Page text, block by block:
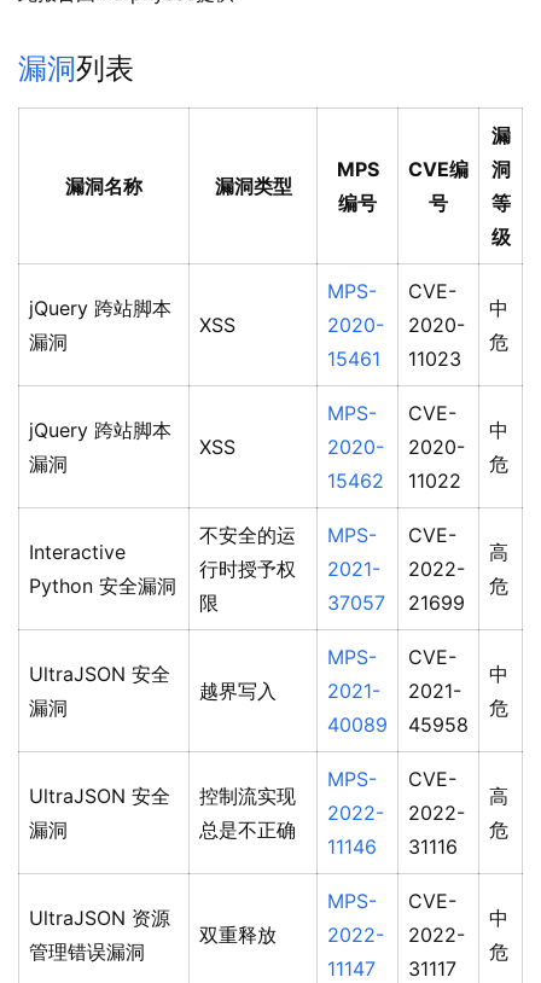
漏洞列表
漏洞名称 漏洞类型
MPS
编号
CVE编
号
漏
洞
等
级
jQuery 跨站脚本
漏洞
XSS
MPS-
2020-
15461
CVE-
2020-
11023
中
危
jQuery 跨站脚本
漏洞
XSS
MPS-
2020-
15462
CVE-
2020-
11022
中
危
Interactive
Python 安全漏洞
不安全的运
行时授予权
限
MPS-
2021-
37057
CVE-
2022-
21699
高
危
UltraJSON 安全
漏洞
越界写入
MPS-
2021-
40089
CVE-
2021-
45958
中
危
UltraJSON 安全
漏洞
控制流实现
总是不正确
MPS-
2022-
11146
CVE-
2022-
31116
高
危
UltraJSON 资源
管理错误漏洞
双重释放
MPS-
2022-
11147
CVE-
2022-
31117
中
危